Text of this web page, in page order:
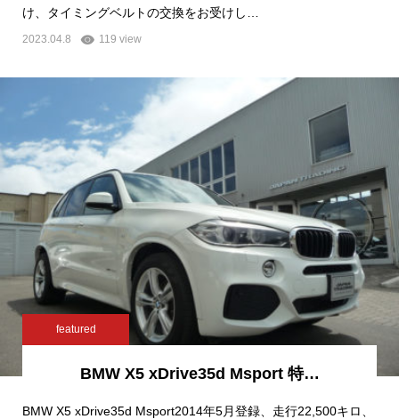
け、タイミングベルトの交換をお受けし…
2023.04.8 119 view
featured
BMW X5 xDrive35d Msport 特…
BMW X5 xDrive35d Msport2014年5月登録、走行22,500キロ、